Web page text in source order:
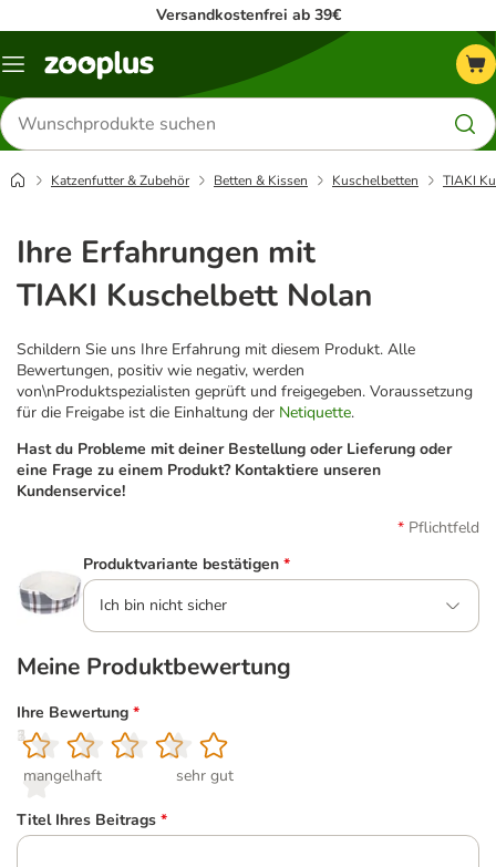
Versandkostenfrei ab 39€
Menü
Produkte
suchen
Katzenfutter & Zubehör Betten & Kissen Kuschelbetten TIAKI
Ihre Erfahrungen mit
TIAKI Kuschelbett Nolan
Schildern Sie uns Ihre Erfahrung mit diesem Produkt. Alle
Bewertungen, positiv wie negativ, werden
von\nProduktspezialisten geprüft und freigegeben. Voraussetzung
für die Freigabe ist die Einhaltung der Netiquette.
Hast du Probleme mit deiner Bestellung oder Lieferung oder
eine Frage zu einem Produkt? Kontaktiere unseren
Kundenservice!
Pflichtfeld
Produktvariante bestätigen *
Ich bin nicht sicher
Meine Produktbewertung
Ihre Bewertung *
1
mangelhaft
2
3
4
5
sehr gut
Titel Ihres Beitrags *